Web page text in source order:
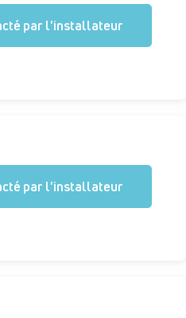
par l'installateur
par l'installateur